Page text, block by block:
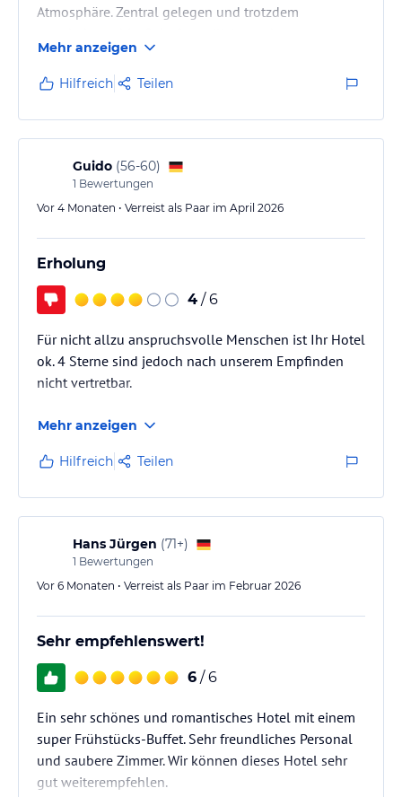
Atmosphäre. Zentral gelegen und trotzdem
zuvorkommend Mitarbeiter
Mehr anzeigen
Hilfreich Teilen
Guido (56-60)
1 Bewertungen
Vor 4 Monaten • Verreist als Paar im April 2026
Erholung
4 / 6
Für nicht allzu anspruchsvolle Menschen ist Ihr Hotel
ok. 4 Sterne sind jedoch nach unserem Empfinden
nicht vertretbar.
Mehr anzeigen
Hilfreich Teilen
Hans Jürgen (71+)
1 Bewertungen
Vor 6 Monaten • Verreist als Paar im Februar 2026
Sehr empfehlenswert!
6 / 6
Ein sehr schönes und romantisches Hotel mit einem
super Frühstücks-Buffet. Sehr freundliches Personal
und saubere Zimmer. Wir können dieses Hotel sehr
gut weiterempfehlen.